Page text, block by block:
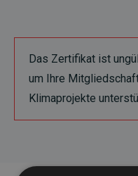
Das Zertifikat ist
um Ihre
Klimaprojekte